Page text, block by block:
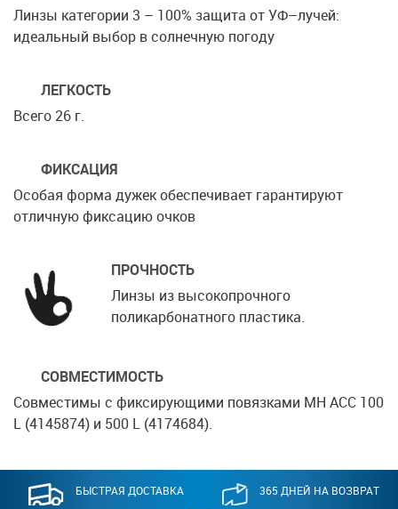
Линзы категории 3 – 100% защита от УФ–лучей:
идеальный выбор в солнечную погоду
ЛЕГКОСТЬ
Всего 26 г.
ФИКСАЦИЯ
Особая форма дужек обеспечивает гарантируют
отличную фиксацию очков
ПРОЧНОСТЬ
Линзы из высокопрочного
поликарбонатного пластика.
СОВМЕСТИМОСТЬ
Совместимы с фиксирующими повязками MH ACC 100
L (4145874) и 500 L (4174684).
БЫСТРАЯ ДОСТАВКА 365 ДНЕЙ НА ВОЗВРАТ